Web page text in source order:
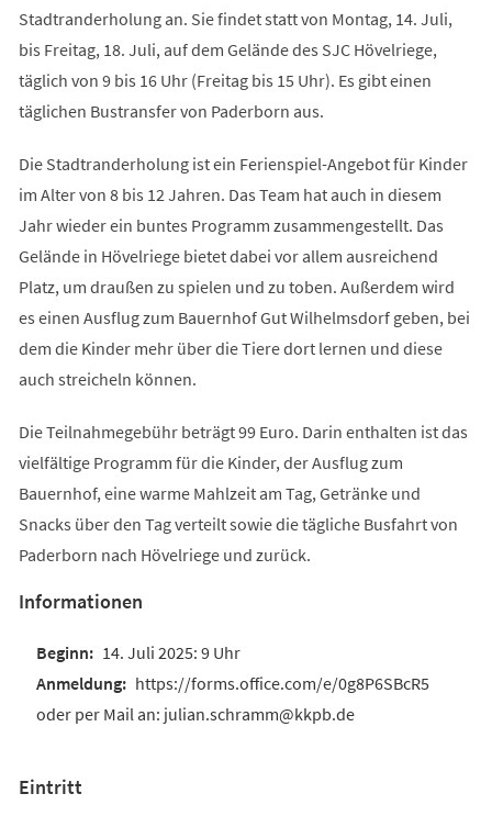
Stadtranderholung an. Sie findet statt von Montag, 14. Juli,
bis Freitag, 18. Juli, auf dem Gelände des SJC Hövelriege,
täglich von 9 bis 16 Uhr (Freitag bis 15 Uhr). Es gibt einen
täglichen Bustransfer von Paderborn aus.
Die Stadtranderholung ist ein Ferienspiel-Angebot für Kinder
im Alter von 8 bis 12 Jahren. Das Team hat auch in diesem
Jahr wieder ein buntes Programm zusammengestellt. Das
Gelände in Hövelriege bietet dabei vor allem ausreichend
Platz, um draußen zu spielen und zu toben. Außerdem wird
es einen Ausflug zum Bauernhof Gut Wilhelmsdorf geben, bei
dem die Kinder mehr über die Tiere dort lernen und diese
auch streicheln können.
Die Teilnahmegebühr beträgt 99 Euro. Darin enthalten ist das
vielfältige Programm für die Kinder, der Ausflug zum
Bauernhof, eine warme Mahlzeit am Tag, Getränke und
Snacks über den Tag verteilt sowie die tägliche Busfahrt von
Paderborn nach Hövelriege und zurück.
Informationen
14. Juli 2025: 9 Uhr
https://forms.office.com/e/0g8P6SBcR5
oder per Mail an: julian.schramm@kkpb.de
Eintritt